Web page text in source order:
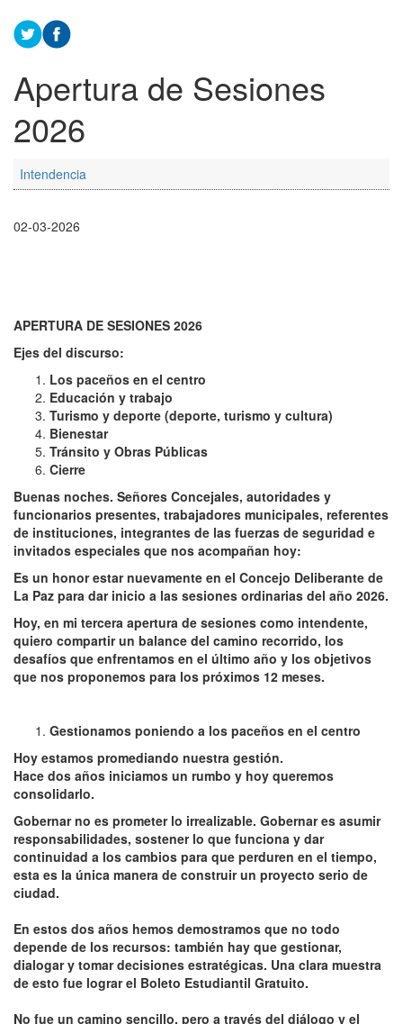
Apertura de Sesiones
2026
Intendencia
02-03-2026
APERTURA DE SESIONES 2026
Ejes del discurso:
Los paceños en el centro
Educación y trabajo
Turismo y deporte (deporte, turismo y cultura)
Bienestar
Tránsito y Obras Públicas
Cierre
Buenas noches. Señores Concejales, autoridades y
funcionarios presentes, trabajadores municipales, referentes
de instituciones, integrantes de las fuerzas de seguridad e
invitados especiales que nos acompañan hoy:
Es un honor estar nuevamente en el Concejo Deliberante de
La Paz para dar inicio a las sesiones ordinarias del año 2026.
Hoy, en mi tercera apertura de sesiones como intendente,
quiero compartir un balance del camino recorrido, los
desafíos que enfrentamos en el último año y los objetivos
que nos proponemos para los próximos 12 meses.
Gestionamos poniendo a los paceños en el centro
Hoy estamos promediando nuestra gestión.
Hace dos años iniciamos un rumbo y hoy queremos
consolidarlo.
Gobernar no es prometer lo irrealizable. Gobernar es asumir
responsabilidades, sostener lo que funciona y dar
continuidad a los cambios para que perduren en el tiempo,
esta es la única manera de construir un proyecto serio de
ciudad.
En estos dos años hemos demostramos que no todo
depende de los recursos: también hay que gestionar,
dialogar y tomar decisiones estratégicas. Una clara muestra
de esto fue lograr el Boleto Estudiantil Gratuito.
No fue un camino sencillo, pero a través del diálogo y el